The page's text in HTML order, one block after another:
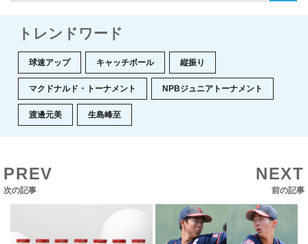
トレンドワード
球速アップ キャッチボール 縦振り
マクドナルド・トーナメント NPBジュニアトーナメント
渡邊元美 生島峰至
PREV
次の記事
NEXT
前の記事